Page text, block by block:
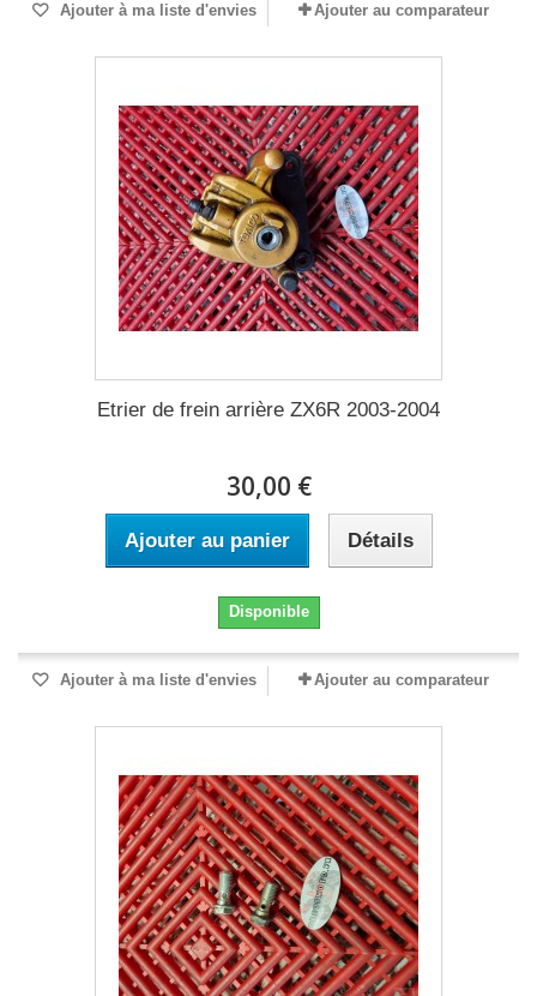
Ajouter à ma liste d'envies Ajouter au comparateur
Etrier de frein arrière ZX6R 2003-2004
30,00 €
Ajouter au panier Détails
Disponible
Ajouter à ma liste d'envies Ajouter au comparateur